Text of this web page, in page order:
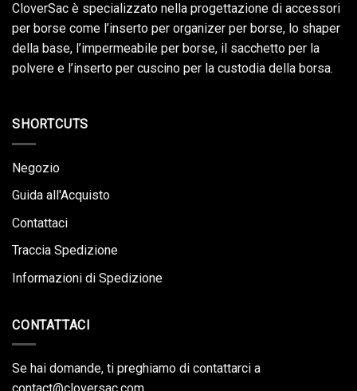
CloverSac è specializzato nella progettazione di accessori
per borse come l’inserto per organizer per borse, lo shaper
della base, l’impermeabile per borse, il sacchetto per la
polvere e l’inserto per cuscino per la custodia della borsa.
SHORTCUTS
Negozio
Guida all'Acquisto
Contattaci
Traccia Spedizione
Informazioni di Spedizione
CONTATTACI
Se hai domande, ti preghiamo di contattarci a